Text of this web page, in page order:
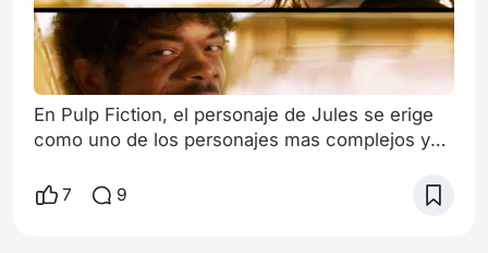
En Pulp Fiction, el personaje de Jules se erige
como uno de los personajes mas complejos y
filosofico y existencial refiere. A Lo largo de la
7 9